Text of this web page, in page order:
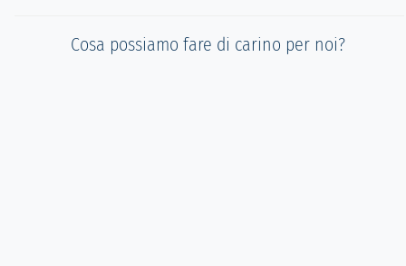
Cosa possiamo fare di carino per noi?